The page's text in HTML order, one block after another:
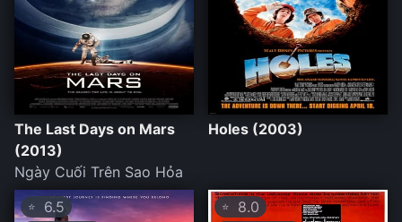
The Last Days on Mars
(2013)
Ngày Cuối Trên Sao Hỏa
Holes (2003)
⭐ 6.5 ⭐ 8.0